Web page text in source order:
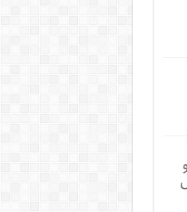
میکروکنترلر stm32f4xx و